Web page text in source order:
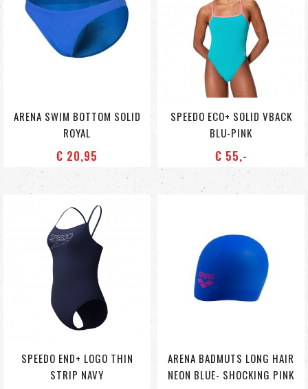
ARENA SWIM BOTTOM SOLID
ROYAL
€ 20,95
SPEEDO ECO+ SOLID VBACK
BLU-PINK
€ 55,-
SPEEDO END+ LOGO THIN
STRIP NAVY
ARENA BADMUTS LONG HAIR
NEON BLUE- SHOCKING PINK